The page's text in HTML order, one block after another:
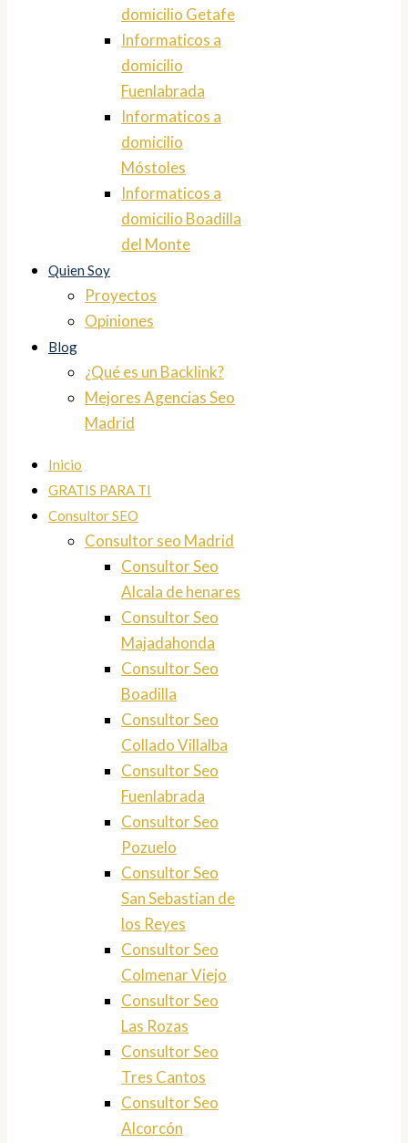
domicilio Getafe
Informaticos a
domicilio
Fuenlabrada
Informaticos a
domicilio
Móstoles
Informaticos a
domicilio Boadilla
del Monte
Quien Soy
Proyectos
Opiniones
Blog
¿Qué es un Backlink?
Mejores Agencias Seo
Madrid
Inicio
GRATIS PARA TI
Consultor SEO
Consultor seo Madrid
Consultor Seo
Alcala de henares
Consultor Seo
Majadahonda
Consultor Seo
Boadilla
Consultor Seo
Collado Villalba
Consultor Seo
Fuenlabrada
Consultor Seo
Pozuelo
Consultor Seo
San Sebastian de
los Reyes
Consultor Seo
Colmenar Viejo
Consultor Seo
Las Rozas
Consultor Seo
Tres Cantos
Consultor Seo
Alcorcón